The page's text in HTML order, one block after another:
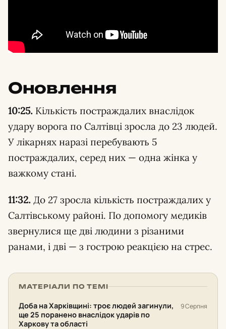
Оновлення
10:25. Кількість постраждалих внаслідок
удару ворога по Салтівці зросла до 23 людей.
У лікарнях наразі перебувають 5
постраждалих, серед них — одна жінка у
важкому стані.
11:32. До 27 зросла кількість постраждалих у
Салтівському районі. По допомогу медиків
звернулися ще дві людини з різаними
ранами, і дві — з гострою реакцією на стрес.
МАТЕРІАЛИ ПО ТЕМІ
Доба на Харківщині: троє людей загинули,
ще 25 поранено внаслідок ударів по
Харкову та області
9 Серпня